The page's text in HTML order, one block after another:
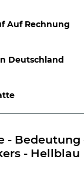
Auf Rechnung
Deutschland
- Bedeutung
- Hellblau